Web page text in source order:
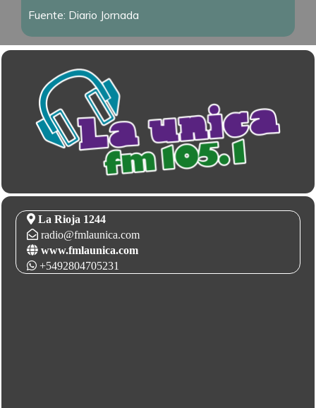
Fuente: Diario Jornada
La Rioja 1244
radio@fmlaunica.com
www.fmlaunica.com
+5492804705231